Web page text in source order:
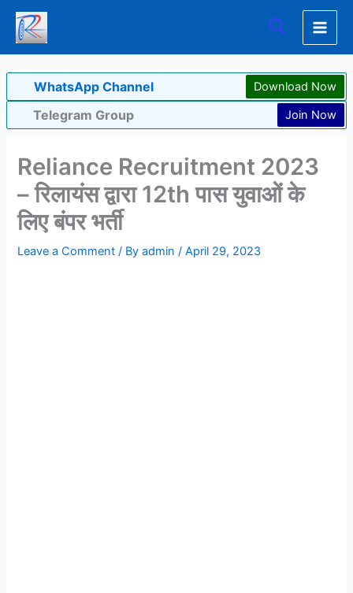
Skip
content
Search
WhatsApp Channel Download Now
Telegram Group Join Now
Reliance Recruitment 2023
– रिलायंस द्वारा 12th पास युवाओं के
लिए बंपर भर्ती
Leave a Comment / Byadmin/April 29, 2023